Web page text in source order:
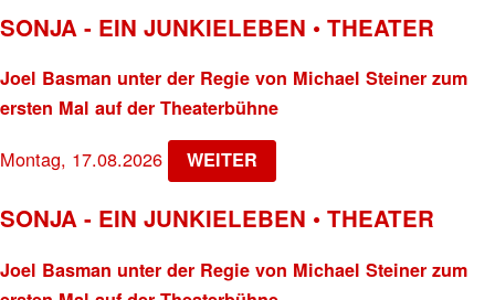
SONJA - EIN JUNKIELEBEN • THEATER
Joel Basman unter der Regie von Michael Steiner zum
ersten Mal auf der Theaterbühne
Montag, 17.08.2026 WEITER
SONJA - EIN JUNKIELEBEN • THEATER
Joel Basman unter der Regie von Michael Steiner zum